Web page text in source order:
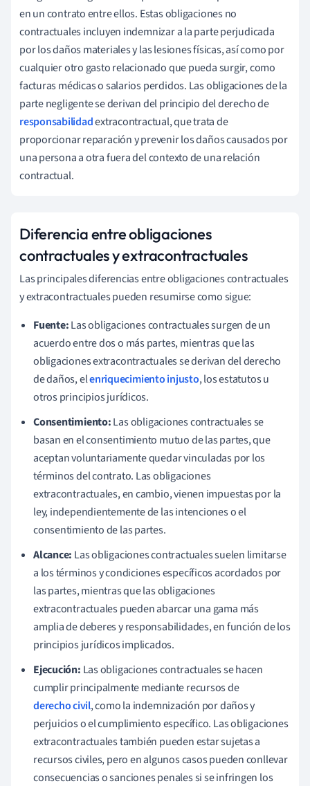
en un contrato entre ellos. Estas obligaciones no
contractuales incluyen indemnizar a la parte perjudicada
por los daños materiales y las lesiones físicas, así como por
cualquier otro gasto relacionado que pueda surgir, como
facturas médicas o salarios perdidos. Las obligaciones de la
parte negligente se derivan del principio del derecho de
responsabilidadextracontractual, que trata de
proporcionar reparación y prevenir los daños causados por
una persona a otra fuera del contexto de una relación
contractual.
Diferencia entre obligaciones
contractuales y extracontractuales
Las principales diferencias entre obligaciones contractuales
y extracontractuales pueden resumirse como sigue:
Fuente:Las obligaciones contractuales surgen de un
acuerdo entre dos o más partes, mientras que las
obligaciones extracontractuales se derivan del derecho
de daños, elenriquecimiento injusto, los estatutos u
otros principios jurídicos.
Consentimiento:Las obligaciones contractuales se
basan en el consentimiento mutuo de las partes, que
aceptan voluntariamente quedar vinculadas por los
términos del contrato. Las obligaciones
extracontractuales, en cambio, vienen impuestas por la
ley, independientemente de las intenciones o el
consentimiento de las partes.
Alcance: Las obligaciones contractuales suelen limitarse
a los términos y condiciones específicos acordados por
las partes, mientras que las obligaciones
extracontractuales pueden abarcar una gama más
amplia de deberes y responsabilidades, en función de los
principios jurídicos implicados.
Ejecución: Las obligaciones contractuales se hacen
cumplir principalmente mediante recursos de
derecho civil, como la indemnización por daños y
perjuicios o el cumplimiento específico. Las obligaciones
extracontractuales también pueden estar sujetas a
recursos civiles, pero en algunos casos pueden conllevar
consecuencias o sanciones penales si se infringen los